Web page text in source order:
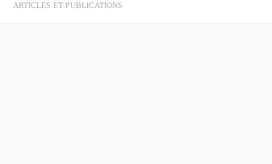
ARTICLES ET PUBLICATIONS